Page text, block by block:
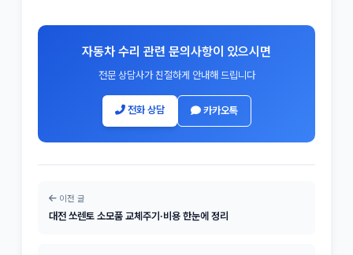
자동차 수리 관련 문의사항이 있으시면
전문 상담사가 친절하게 안내해 드립니다
전화 상담 카카오톡
이전 글
대전 쏘렌토 소모품 교체주기·비용 한눈에 정리